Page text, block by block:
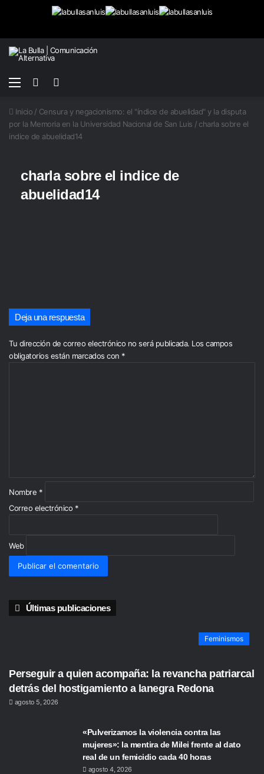
Menú
Buscar
Inicio / Censura y negacionismo: el "índice de abuelidad" y la disputa
por la Memoria en la Universidad Nacional de San Luis / charla sobre el
indice de abuelidad14
charla sobre el indice de
abuelidad14
Deja una respuesta
Tu dirección de correo electrónico no será publicada. Los campos
obligatorios están marcados con *
*
Nombre *
Correo electrónico *
Web
Últimas publicaciones
Feminismos
Perseguir a quien acompaña: la revancha patriarcal
detrás del hostigamiento a lanegra Redona
agosto 5, 2026
«Pulverizamos la violencia contra las
mujeres»: la mentira de Milei frente al dato
real de un femicidio cada 40 horas
agosto 4, 2026